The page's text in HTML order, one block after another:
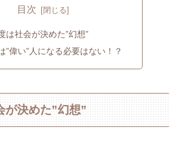
目次
は社会が決めた”幻想”
”偉い”人になる必要はない！？
が決めた”幻想”